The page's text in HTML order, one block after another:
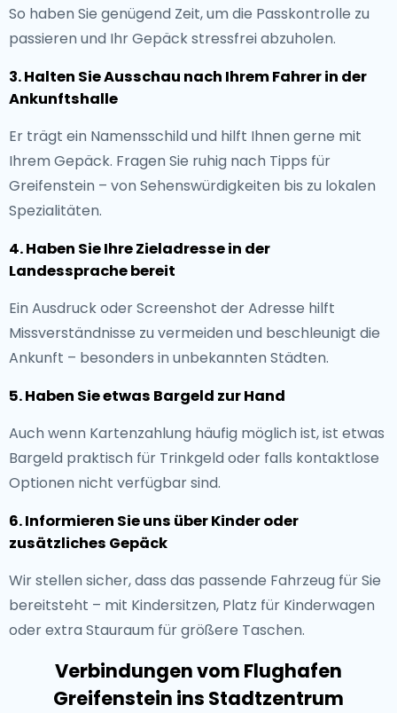
So haben Sie genügend Zeit, um die Passkontrolle zu
passieren und Ihr Gepäck stressfrei abzuholen.
3. Halten Sie Ausschau nach Ihrem Fahrer in der
Ankunftshalle
Er trägt ein Namensschild und hilft Ihnen gerne mit
Ihrem Gepäck. Fragen Sie ruhig nach Tipps für
Greifenstein – von Sehenswürdigkeiten bis zu lokalen
Spezialitäten.
4. Haben Sie Ihre Zieladresse in der
Landessprache bereit
Ein Ausdruck oder Screenshot der Adresse hilft
Missverständnisse zu vermeiden und beschleunigt die
Ankunft – besonders in unbekannten Städten.
5. Haben Sie etwas Bargeld zur Hand
Auch wenn Kartenzahlung häufig möglich ist, ist etwas
Bargeld praktisch für Trinkgeld oder falls kontaktlose
Optionen nicht verfügbar sind.
6. Informieren Sie uns über Kinder oder
zusätzliches Gepäck
Wir stellen sicher, dass das passende Fahrzeug für Sie
bereitsteht – mit Kindersitzen, Platz für Kinderwagen
oder extra Stauraum für größere Taschen.
Verbindungen vom Flughafen
Greifenstein ins Stadtzentrum